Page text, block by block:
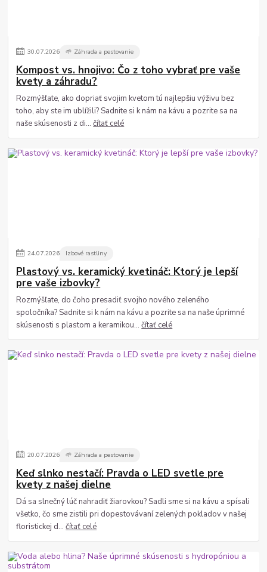
30.07.2026 🌱 Záhrada a pestovanie
Kompost vs. hnojivo: Čo z toho vybrať pre vaše
kvety a záhradu?
Rozmýšľate, ako dopriať svojim kvetom tú najlepšiu výživu bez
toho, aby ste im ublížili? Sadnite si k nám na kávu a pozrite sa na
naše skúsenosti z di...čítať celé
24.07.2026 Izbové rastliny
Plastový vs. keramický kvetináč: Ktorý je lepší
pre vaše izbovky?
Rozmýšľate, do čoho presadiť svojho nového zeleného
spoločníka? Sadnite si k nám na kávu a pozrite sa na naše úprimné
skúsenosti s plastom a keramikou...čítať celé
20.07.2026 🌱 Záhrada a pestovanie
Keď slnko nestačí: Pravda o LED svetle pre
kvety z našej dielne
Dá sa slnečný lúč nahradiť žiarovkou? Sadli sme si na kávu a spísali
všetko, čo sme zistili pri dopestovávaní zelených pokladov v našej
floristickej d...čítať celé